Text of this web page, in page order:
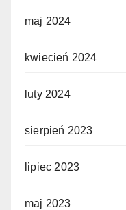
maj 2024
kwiecień 2024
luty 2024
sierpień 2023
lipiec 2023
maj 2023